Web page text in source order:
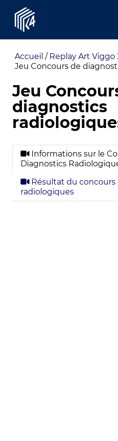
Accueil / Replay Art Viggo
Jeu Concours de
Jeu
diagnostics
Informations sur le
Diagnostics
Résultat du
radiologiques